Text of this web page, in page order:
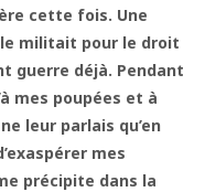
cette fois. Une
militait pour le droit
guerre déjà. Pendant
mes poupées et à
leur parlais qu’en
mes
précipite dans la